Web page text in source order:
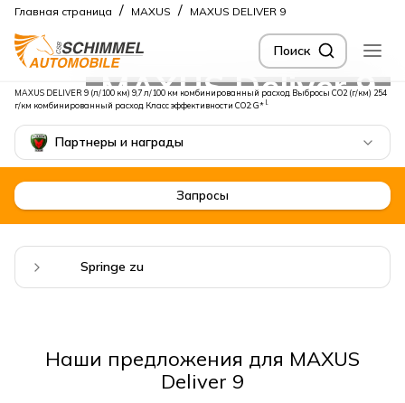
Главная страница / MAXUS / MAXUS DELIVER 9
Поиск
MAXUS Deliver 9
MAXUS DELIVER 9 (л/100 км) 9,7 л/100 км комбинированный расход. Выбросы CO2 (г/км) 254
г/км комбинированный расход. Класс эффективности CO2: G* I.
Партнеры и награды
Запросы
Springe zu
Наши предложения для MAXUS
Deliver 9